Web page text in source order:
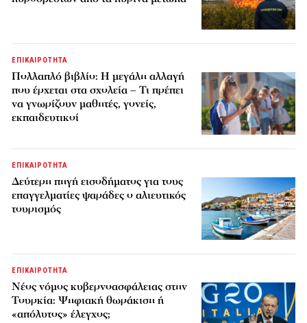
ΕΠΙΚΑΙΡΟΤΗΤΑ
Πολλαπλό βιβλίο: Η μεγάλη αλλαγή
που έρχεται στα σχολεία – Τι πρέπει
να γνωρίζουν μαθητές, γονείς,
εκπαιδευτικοί
ΕΠΙΚΑΙΡΟΤΗΤΑ
Δεύτερη πηγή εισοδήματος για τους
επαγγελματίες ψαράδες ο αλιευτικός
τουρισμός
ΕΠΙΚΑΙΡΟΤΗΤΑ
Νέος νόμος κυβερνοασφάλειας στην
Τουρκία: Ψηφιακή θωράκιση ή
«απόλυτος» έλεγχος;